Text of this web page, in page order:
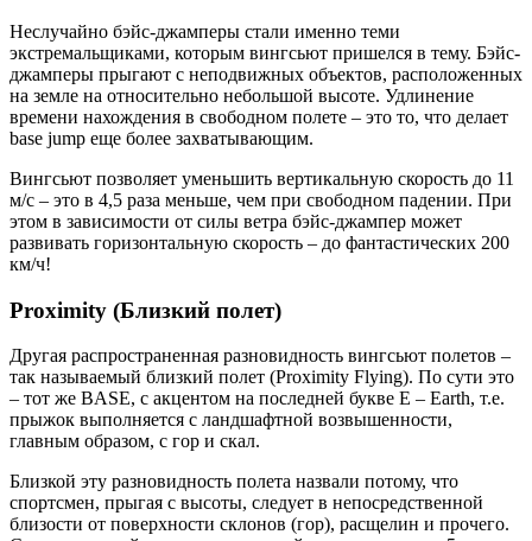
Неслучайно бэйс-джамперы стали именно теми
экстремальщиками, которым вингсьют пришелся в тему. Бэйс-
джамперы прыгают с неподвижных объектов, расположенных
на земле на относительно небольшой высоте. Удлинение
времени нахождения в свободном полете – это то, что делает
base jump еще более захватывающим.
Вингсьют позволяет уменьшить вертикальную скорость до 11
м/с – это в 4,5 раза меньше, чем при свободном падении. При
этом в зависимости от силы ветра бэйс-джампер может
развивать горизонтальную скорость – до фантастических 200
км/ч!
Proximity (Близкий полет)
Другая распространенная разновидность вингсьют полетов –
так называемый близкий полет (Proximity Flying). По сути это
– тот же BASE, с акцентом на последней букве E – Earth, т.е.
прыжок выполняется с ландшафтной возвышенности,
главным образом, с гор и скал.
Близкой эту разновидность полета назвали потому, что
спортсмен, прыгая с высоты, следует в непосредственной
близости от поверхности склонов (гор), расщелин и прочего.